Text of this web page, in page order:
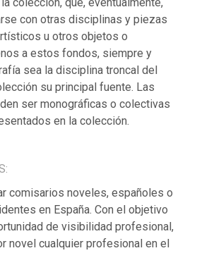
con otras disciplinas y piezas
u otros objetos o
a estos fondos, siempre y
sea la disciplina troncal del
su principal fuente. Las
ser monográficas o colectivas
en la colección.
comisarios noveles, españoles o
en España. Con el objetivo
de visibilidad profesional,
novel cualquier profesional en el